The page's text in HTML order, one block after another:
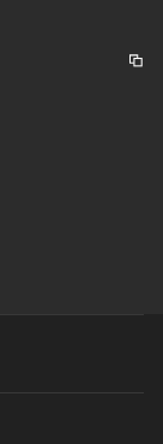
は、天然素材の